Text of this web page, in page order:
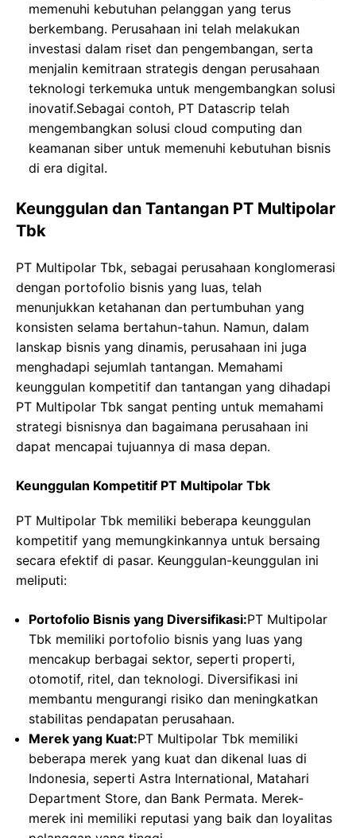
memenuhi kebutuhan pelanggan yang terus
berkembang. Perusahaan ini telah melakukan
investasi dalam riset dan pengembangan, serta
menjalin kemitraan strategis dengan perusahaan
teknologi terkemuka untuk mengembangkan solusi
inovatif.Sebagai contoh, PT Datascrip telah
mengembangkan solusi cloud computing dan
keamanan siber untuk memenuhi kebutuhan bisnis
di era digital.
Keunggulan dan Tantangan PT Multipolar
Tbk
PT Multipolar Tbk, sebagai perusahaan konglomerasi
dengan portofolio bisnis yang luas, telah
menunjukkan ketahanan dan pertumbuhan yang
konsisten selama bertahun-tahun. Namun, dalam
lanskap bisnis yang dinamis, perusahaan ini juga
menghadapi sejumlah tantangan. Memahami
keunggulan kompetitif dan tantangan yang dihadapi
PT Multipolar Tbk sangat penting untuk memahami
strategi bisnisnya dan bagaimana perusahaan ini
dapat mencapai tujuannya di masa depan.
Keunggulan Kompetitif PT Multipolar Tbk
PT Multipolar Tbk memiliki beberapa keunggulan
kompetitif yang memungkinkannya untuk bersaing
secara efektif di pasar. Keunggulan-keunggulan ini
meliputi:
Portofolio Bisnis yang Diversifikasi:PT Multipolar
Tbk memiliki portofolio bisnis yang luas yang
mencakup berbagai sektor, seperti properti,
otomotif, ritel, dan teknologi. Diversifikasi ini
membantu mengurangi risiko dan meningkatkan
stabilitas pendapatan perusahaan.
Merek yang Kuat:PT Multipolar Tbk memiliki
beberapa merek yang kuat dan dikenal luas di
Indonesia, seperti Astra International, Matahari
Department Store, dan Bank Permata. Merek-
merek ini memiliki reputasi yang baik dan loyalitas